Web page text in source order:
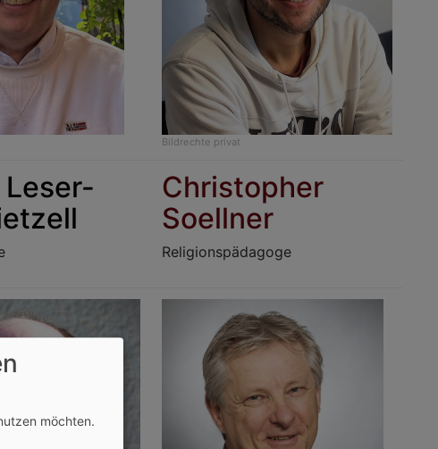
Bildrechte privat
Christopher
Soellner
Religionspädagoge
möchten.